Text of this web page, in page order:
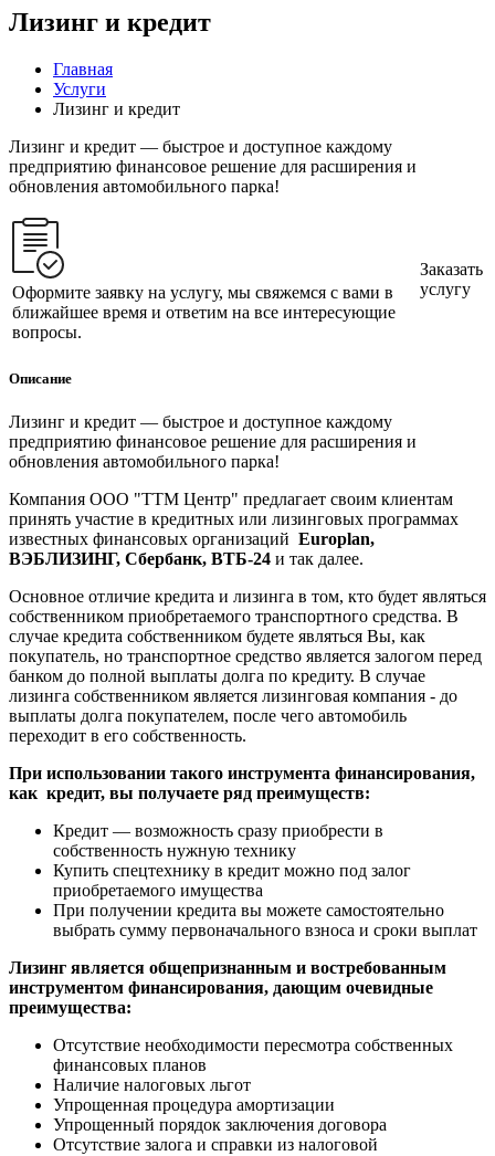
Лизинг и кредит
Главная
Услуги
Лизинг и кредит
Лизинг и кредит — быстрое и доступное каждому
предприятию финансовое решение для расширения и
обновления автомобильного парка!
Оформите заявку на услугу, мы свяжемся с вами в
ближайшее время и ответим на все интересующие
вопросы.
Заказать
услугу
Описание
Лизинг и кредит — быстрое и доступное каждому
предприятию финансовое решение для расширения и
обновления автомобильного парка!
Компания ООО "ТТМ Центр" предлагает своим клиентам
принять участие в кредитных или лизинговых программах
известных финансовых организаций Europlan,
ВЭБЛИЗИНГ, Сбербанк, ВТБ-24 и так далее.
Основное отличие кредита и лизинга в том, кто будет являться
собственником приобретаемого транспортного средства. В
случае кредита собственником будете являться Вы, как
покупатель, но транспортное средство является залогом перед
банком до полной выплаты долга по кредиту. В случае
лизинга собственником является лизинговая компания - до
выплаты долга покупателем, после чего автомобиль
переходит в его собственность.
При использовании такого инструмента финансирования,
как кредит, вы получаете ряд преимуществ:
Кредит — возможность сразу приобрести в
собственность нужную технику
Купить спецтехнику в кредит можно под залог
приобретаемого имущества
При получении кредита вы можете самостоятельно
выбрать сумму первоначального взноса и сроки выплат
Лизинг является общепризнанным и востребованным
инструментом финансирования, дающим очевидные
преимущества:
Отсутствие необходимости пересмотра собственных
финансовых планов
Наличие налоговых льгот
Упрощенная процедура амортизации
Упрощенный порядок заключения договора
Отсутствие залога и справки из налоговой